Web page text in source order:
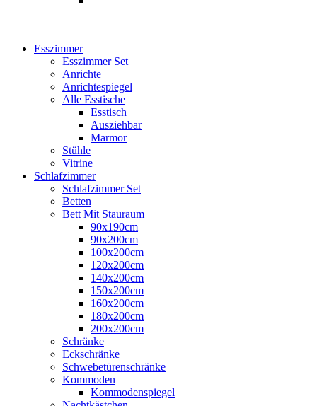
Esszimmer
Esszimmer Set
Anrichte
Anrichtespiegel
Alle Esstische
Esstisch
Ausziehbar
Marmor
Stühle
Vitrine
Schlafzimmer
Schlafzimmer Set
Betten
Bett Mit Stauraum
90x190cm
90x200cm
100x200cm
120x200cm
140x200cm
150x200cm
160x200cm
180x200cm
200x200cm
Schränke
Eckschränke
Schwebetürenschränke
Kommoden
Kommodenspiegel